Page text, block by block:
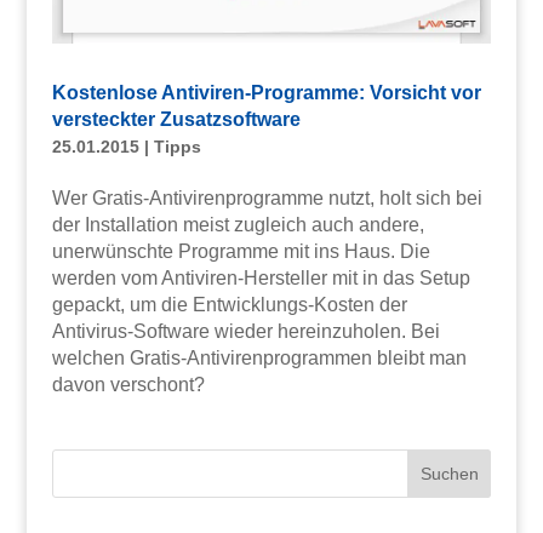
Kostenlose Antiviren-Programme: Vorsicht vor
versteckter Zusatzsoftware
25.01.2015| Tipps
Wer Gratis-Antivirenprogramme nutzt, holt sich bei
der Installation meist zugleich auch andere,
unerwünschte Programme mit ins Haus. Die
werden vom Antiviren-Hersteller mit in das Setup
gepackt, um die Entwicklungs-Kosten der
Antivirus-Software wieder hereinzuholen. Bei
welchen Gratis-Antivirenprogrammen bleibt man
davon verschont?